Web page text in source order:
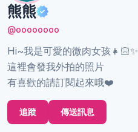
熊熊
@oooooooo
Hi~我是可愛的微肉女孩👧🏻✨
這裡會發我外拍的照片
有喜歡的請訂閱起來哦❤️
追蹤 傳送訊息